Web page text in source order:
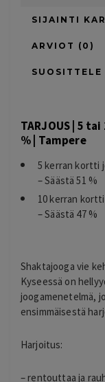
SIJAINTI
ARVIOT (0)
SUOSITTELE
TARJOUS | 5
% | Tampere
5 kerran kortti
– Säästä 51 %
10 kerran kortti
– Säästä 47 %
Shaktajooga vie
Kyseessä on
joogamenetelmä,
ensimmäisestä
Harjoitus:
– rentouttaa ja